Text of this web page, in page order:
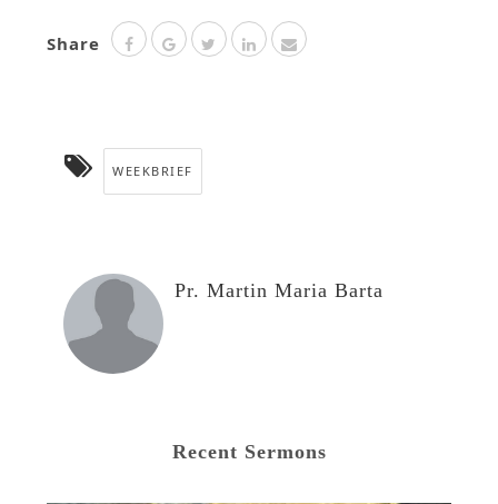
Share
WEEKBRIEF
Pr. Martin Maria Barta
Recent Sermons